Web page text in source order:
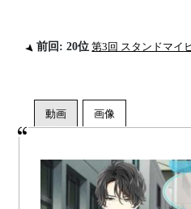
前回: 20位 第3回 スタンドマイ